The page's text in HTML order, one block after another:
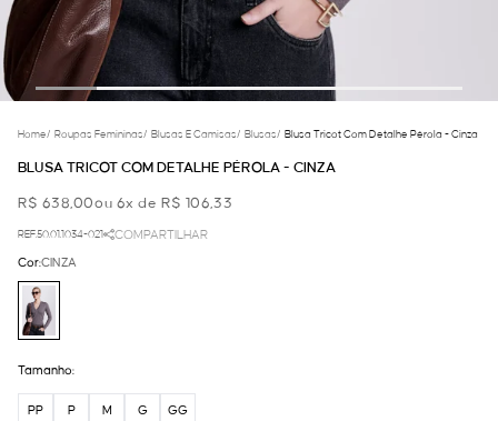
Home/ Roupas Femininas/ Blusas E Camisas/ Blusas/ Blusa Tricot Com Detalhe Pérola - Cinza
BLUSA TRICOT COM DETALHE PÉROLA - CINZA
R$ 638,00ou 6x de R$ 106,33
REF.50.01.1034-021 COMPARTILHAR
Cor:CINZA
Tamanho:
PP P M G GG